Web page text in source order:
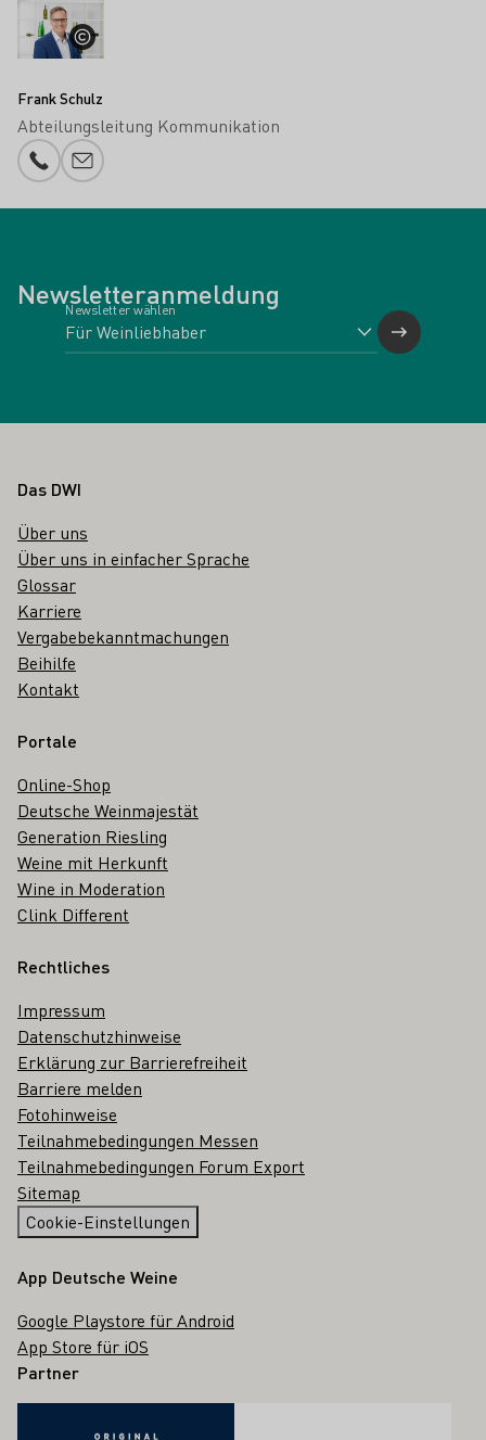
Frank Schulz
Abteilungsleitung Kommunikation
Telefonnummer
E-Mail-Adresse
Newsletteranmeldung
Newsletter wählen
Fußbereich
Das DWI
Über uns
Über uns in einfacher Sprache
Glossar
Karriere
Vergabebekanntmachungen
Beihilfe
Kontakt
Portale
Online-Shop
Deutsche Weinmajestät
Generation Riesling
Weine mit Herkunft
Wine in Moderation
Clink Different
Rechtliches
Impressum
Datenschutzhinweise
Erklärung zur Barrierefreiheit
Barriere melden
Fotohinweise
Teilnahmebedingungen Messen
Teilnahmebedingungen Forum Export
Sitemap
Cookie-Einstellungen
App Deutsche Weine
Google Playstore für Android
App Store für iOS
Partner